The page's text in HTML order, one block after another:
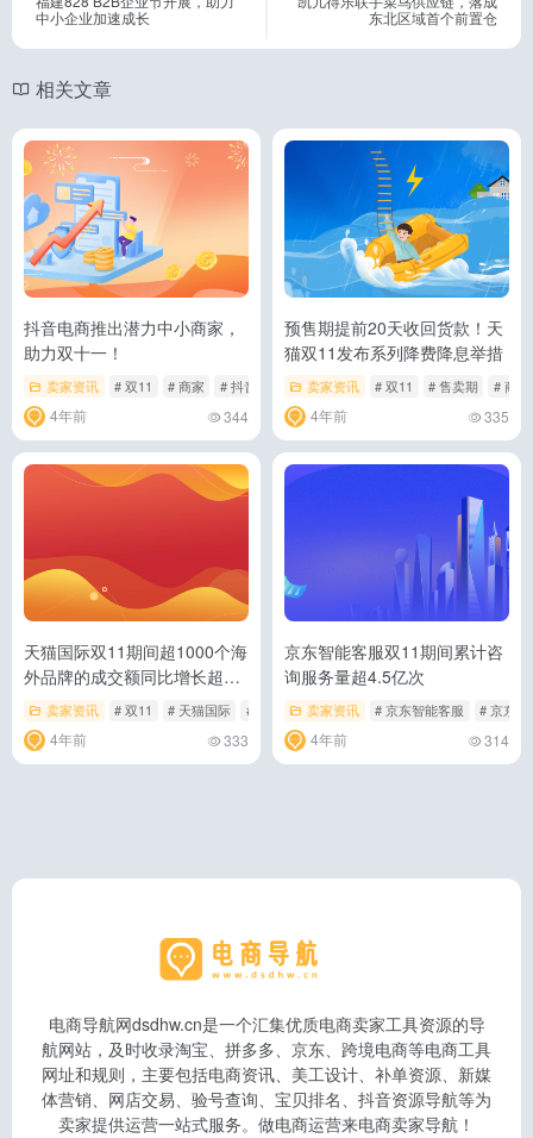
中小企业加速成长
东北区域首个前置仓
相关文章
抖音电商推出潜力中小商家，
助力双十一！
卖家资讯 # 双11 # 商家 # 抖音
4年前 344
预售期提前20天收回货款！天
猫双11发布系列降费降息举措
卖家资讯 # 双11 # 售卖期 # 商家
4年前 335
天猫国际双11期间超1000个海
外品牌的成交额同比增长超
100%卖家资讯 # 双11 # 天猫国际 # 成交额
4年前 333
京东智能客服双11期间累计咨
询服务量超4.5亿次
卖家资讯 # 京东智能客服 # 京东言
4年前 314
电商导航网dsdhw.cn是一个汇集优质电商卖家工具资源的导
航网站，及时收录淘宝、拼多多、京东、跨境电商等电商工具
网址和规则，主要包括电商资讯、美工设计、补单资源、新媒
体营销、网店交易、验号查询、宝贝排名、抖音资源导航等为
卖家提供运营一站式服务。做电商运营来电商卖家导航！